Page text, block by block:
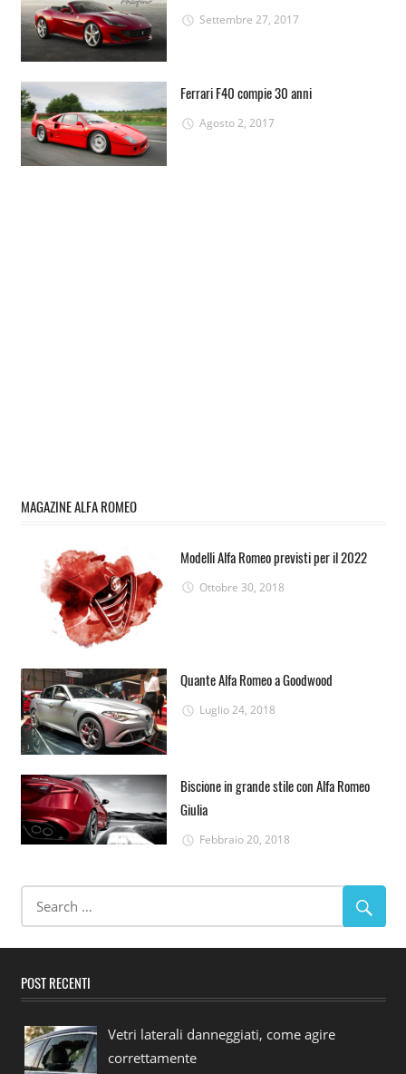
Settembre 27, 2017
Ferrari F40 compie 30 anni
Agosto 2, 2017
MAGAZINE ALFA ROMEO
Modelli Alfa Romeo previsti per il 2022
Ottobre 30, 2018
Quante Alfa Romeo a Goodwood
Luglio 24, 2018
Biscione in grande stile con Alfa Romeo
Giulia
Febbraio 20, 2018
POST RECENTI
Vetri laterali danneggiati, come agire
correttamente